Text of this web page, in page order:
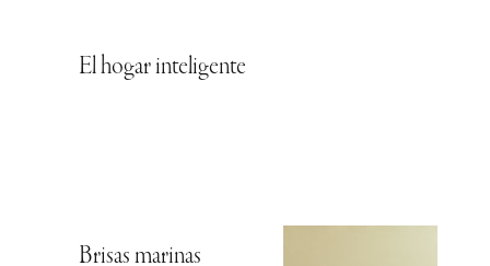
El hogar inteligente
Brisas marinas